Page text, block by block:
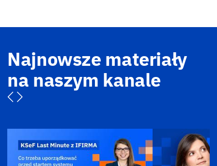
Najnowsze materiały
na naszym kanale